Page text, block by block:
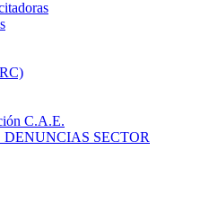
C.A.E.
SECTOR